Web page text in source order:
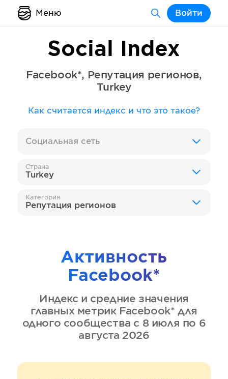
Меню Войти
Social Index
Facebook*, Репутация регионов,
Turkey
Как считается индекс и что это такое?
Социальная сеть
Страна
Turkey
Категория
Репутация регионов
Активность
Facebook*
Индекс и средние значения
главных метрик Facebook* для
одного сообщества с 8 июля по 6
августа 2026